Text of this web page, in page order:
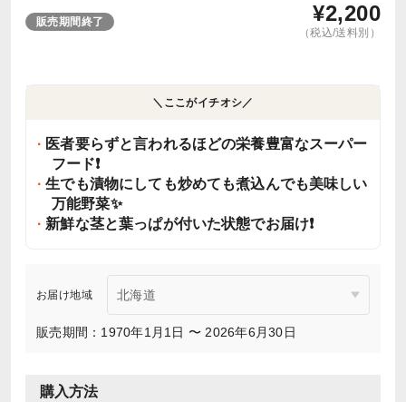
販売期間終了 ¥2,200
（税込/送料別）
＼ここがイチオシ／
医者要らずと言われるほどの栄養豊富なスーパー
フード❗️
生でも漬物にしても炒めても煮込んでも美味しい
万能野菜✨
新鮮な茎と葉っぱが付いた状態でお届け❗️
お届け地域
販売期間：1970年1月1日 〜 2026年6月30日
購入方法